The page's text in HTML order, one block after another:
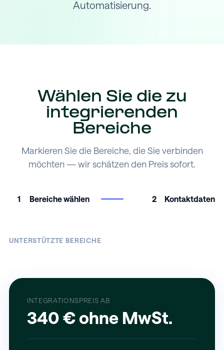
Automatisierung.
Wählen Sie die zu
integrierenden
Bereiche
Markieren Sie die Bereiche, die Sie verbinden
möchten — wir schätzen den Preis sofort.
1 Bereiche wählen 2 Kontaktdaten
UNTERSTÜTZTE BEREICHE
INTEGRATIONSPREIS AB
340 € ohne MwSt.